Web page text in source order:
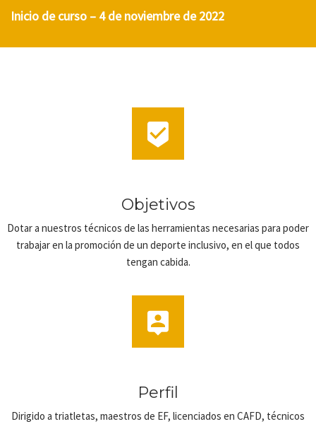
Inicio de curso – 4 de noviembre de 2022
Objetivos
Dotar a nuestros técnicos de las herramientas necesarias para poder
trabajar en la promoción de un deporte inclusivo, en el que todos
tengan cabida.
Perfil
Dirigido a triatletas, maestros de EF, licenciados en CAFD, técnicos